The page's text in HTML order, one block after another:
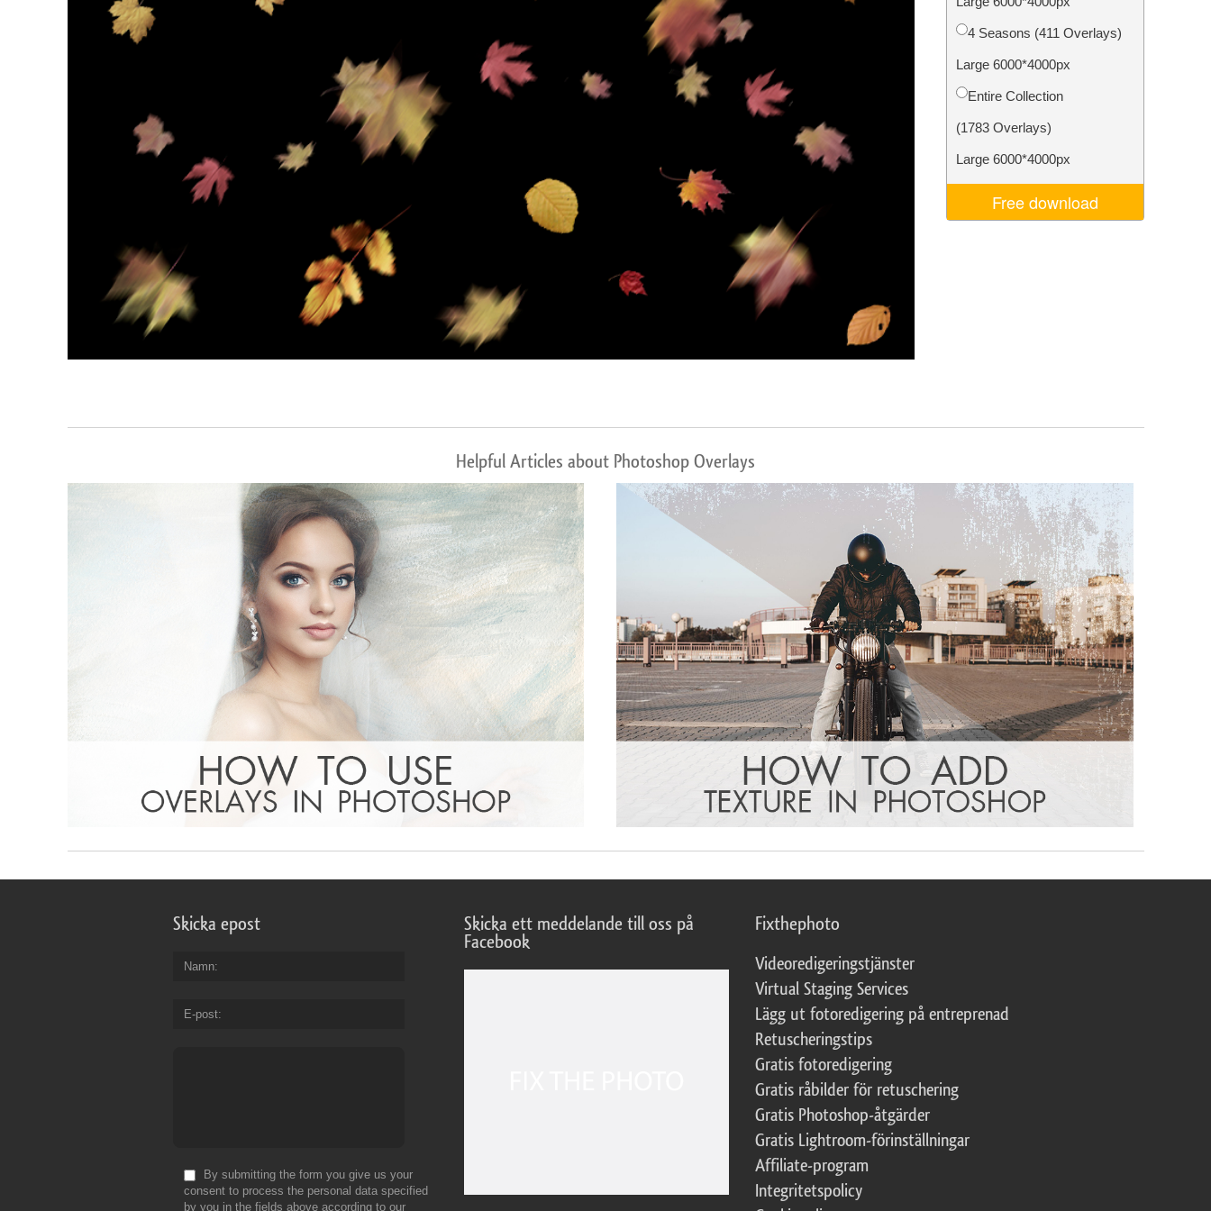
Fotoredigering av smycken AI-träningsdata
4 Seasons (411 Overlays)
Large 6000*4000px
Entire Collection
(1783 Overlays)
Large 6000*4000px
Free download
Helpful Articles about Photoshop Overlays
Skicka epost
Namn
E-post
By submitting the form you give us your
consent to process the personal data specified
by you in the fields above according to our
Skicka ett meddelande till oss på
Facebook
Fixthephoto
Videoredigeringstjänster
Virtual Staging Services
Lägg ut fotoredigering på entreprenad
Retuscheringstips
Gratis fotoredigering
Gratis råbilder för retuschering
Gratis Photoshop-åtgärder
Gratis Lightroom-förinställningar
Affiliate-program
Integritetspolicy